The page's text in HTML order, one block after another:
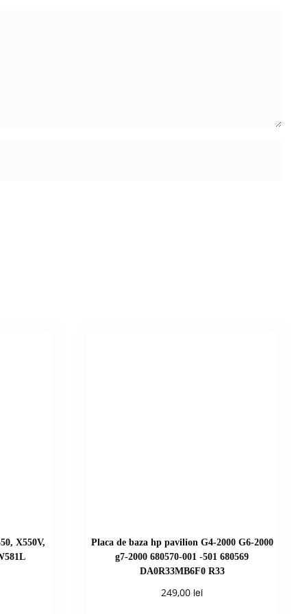
X550V,
Placa de baza hp pavilion G4-2000 G6-2000
g7-2000 680570-001 -501 680569
DA0R33MB6F0 R33
249,00 lei